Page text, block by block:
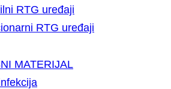
RTG uređaji
RTG uređaji
MATERIJAL